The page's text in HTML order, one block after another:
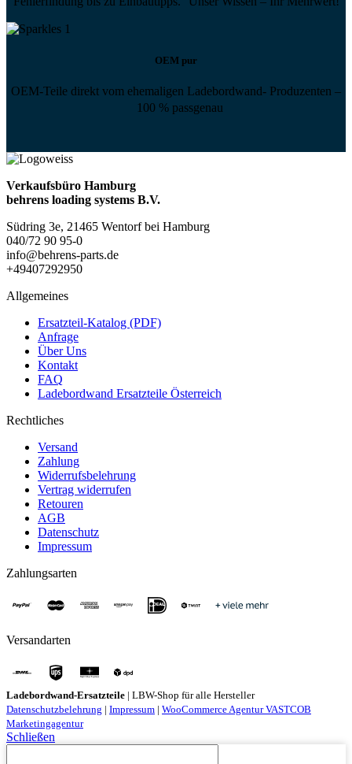
OEM pur
OEM-Teile direkt vom ehemaligen Ladebordwand- Produzenten –
100 % passgenau
Verkaufsbüro Hamburg
behrens loading systems B.V.
Südring 3e, 21465 Wentorf bei Hamburg
040/72 90 95-0
info@behrens-parts.de
+49407292950
Allgemeines
Ersatzteil-Katalog (PDF)
Anfrage
Über Uns
Kontakt
FAQ
Ladebordwand Ersatzteile Österreich
Rechtliches
Versand
Zahlung
Widerrufsbelehrung
Vertrag widerrufen
Retouren
AGB
Datenschutz
Impressum
Zahlungsarten
Versandarten
Ladebordwand-Ersatzteile | LBW-Shop für alle Hersteller
Datenschutzbelehrung | Impressum | WooCommerce Agentur VASTCOB
Marketingagentur
Schließen